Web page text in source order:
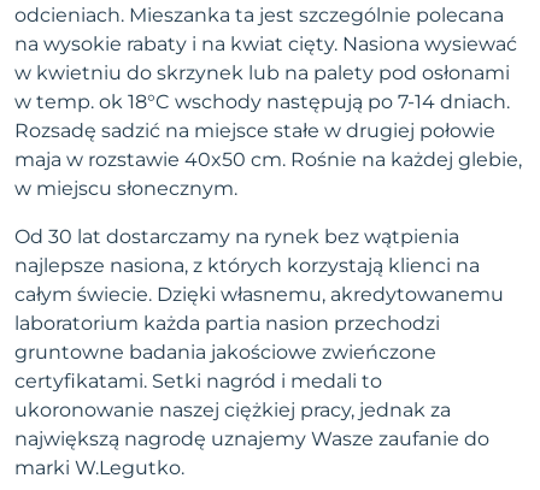
odcieniach. Mieszanka ta jest szczególnie polecana
na wysokie rabaty i na kwiat cięty. Nasiona wysiewać
w kwietniu do skrzynek lub na palety pod osłonami
w temp. ok 18°C wschody następują po 7-14 dniach.
Rozsadę sadzić na miejsce stałe w drugiej połowie
maja w rozstawie 40x50 cm. Rośnie na każdej glebie,
w miejscu słonecznym.
Od 30 lat dostarczamy na rynek bez wątpienia
najlepsze nasiona, z których korzystają klienci na
całym świecie. Dzięki własnemu, akredytowanemu
laboratorium każda partia nasion przechodzi
gruntowne badania jakościowe zwieńczone
certyfikatami. Setki nagród i medali to
ukoronowanie naszej ciężkiej pracy, jednak za
największą nagrodę uznajemy Wasze zaufanie do
marki W.Legutko.